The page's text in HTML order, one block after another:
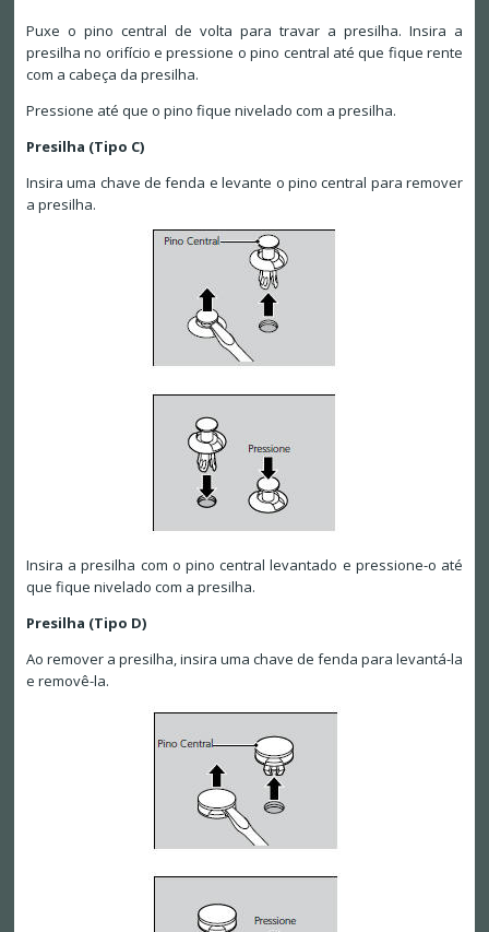
Puxe o pino central de volta para travar a presilha. Insira a
presilha no orifício e pressione o pino central até que fique rente
com a cabeça da presilha.
Pressione até que o pino fique nivelado com a presilha.
Presilha (Tipo C)
Insira uma chave de fenda e levante o pino central para remover
a presilha.
Insira a presilha com o pino central levantado e pressione-o até
que fique nivelado com a presilha.
Presilha (Tipo D)
Ao remover a presilha, insira uma chave de fenda para levantá-la
e removê-la.